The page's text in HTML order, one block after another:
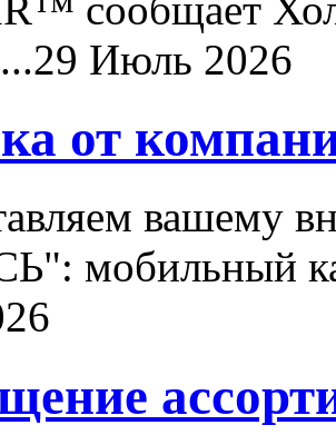
29 Июль 2026
от
вашему
мобильный